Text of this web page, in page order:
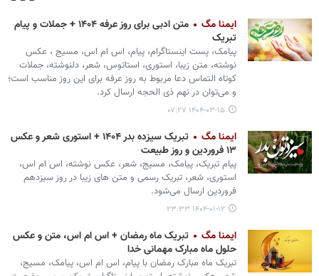
ایمنا مگ
متن ادبی برای روز عرفه ۱۴۰۴ + جملات و پیام
تبریک
پیامک، پست اینستاگرام، پیام، اس ام اس، مسیج ، عکس
نوشته، متن زیبا، استوری، استاتوس، شعر، دلنوشته، جملات
کوتاه التماس دعا مربوط به روز عرفه برای این روز مناسب است؛
و می‌توان در نهم ذی الحجه ارسال کرد.
۱۴۰۴-۰۳-۱۵ ۰۷:۲۷
ایمنا مگ
تبریک سیزده بدر ۱۴۰۴ + استوری شعر و عکس
۱۳ فروردین و روز طبیعت
پیام تبریک، پیامک، مسیج، شعر، عکس نوشته، اس ام اس،
استوری، شعر، تبریک رسمی و متن های زیبا در روز سیزدهم
فروردین ارسال می‌شود.
۱۴۰۴-۰۱-۱۲ ۲۳:۳۳
ایمنا مگ
تبریک ماه رمضان + اس ام اس، متن و عکس
حلول ماه مبارک مهمانی خدا
تبریک ماه مبارک رمضان با پیام، اس ام اس، پیامک، مسیج،